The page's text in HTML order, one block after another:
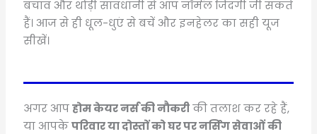
बचाव और थोड़ी सावधानी से आप नॉर्मल जिंदगी जी सकते
हैं। आज से ही धूल-धुएं से बचें और इनहेलर का सही यूज
सीखें।
अगर आपहोम केयर नर्स की नौकरीकी तलाश कर रहे हैं,
या आपकेपरिवार या दोस्तों को घर पर नर्सिंग सेवाओं की